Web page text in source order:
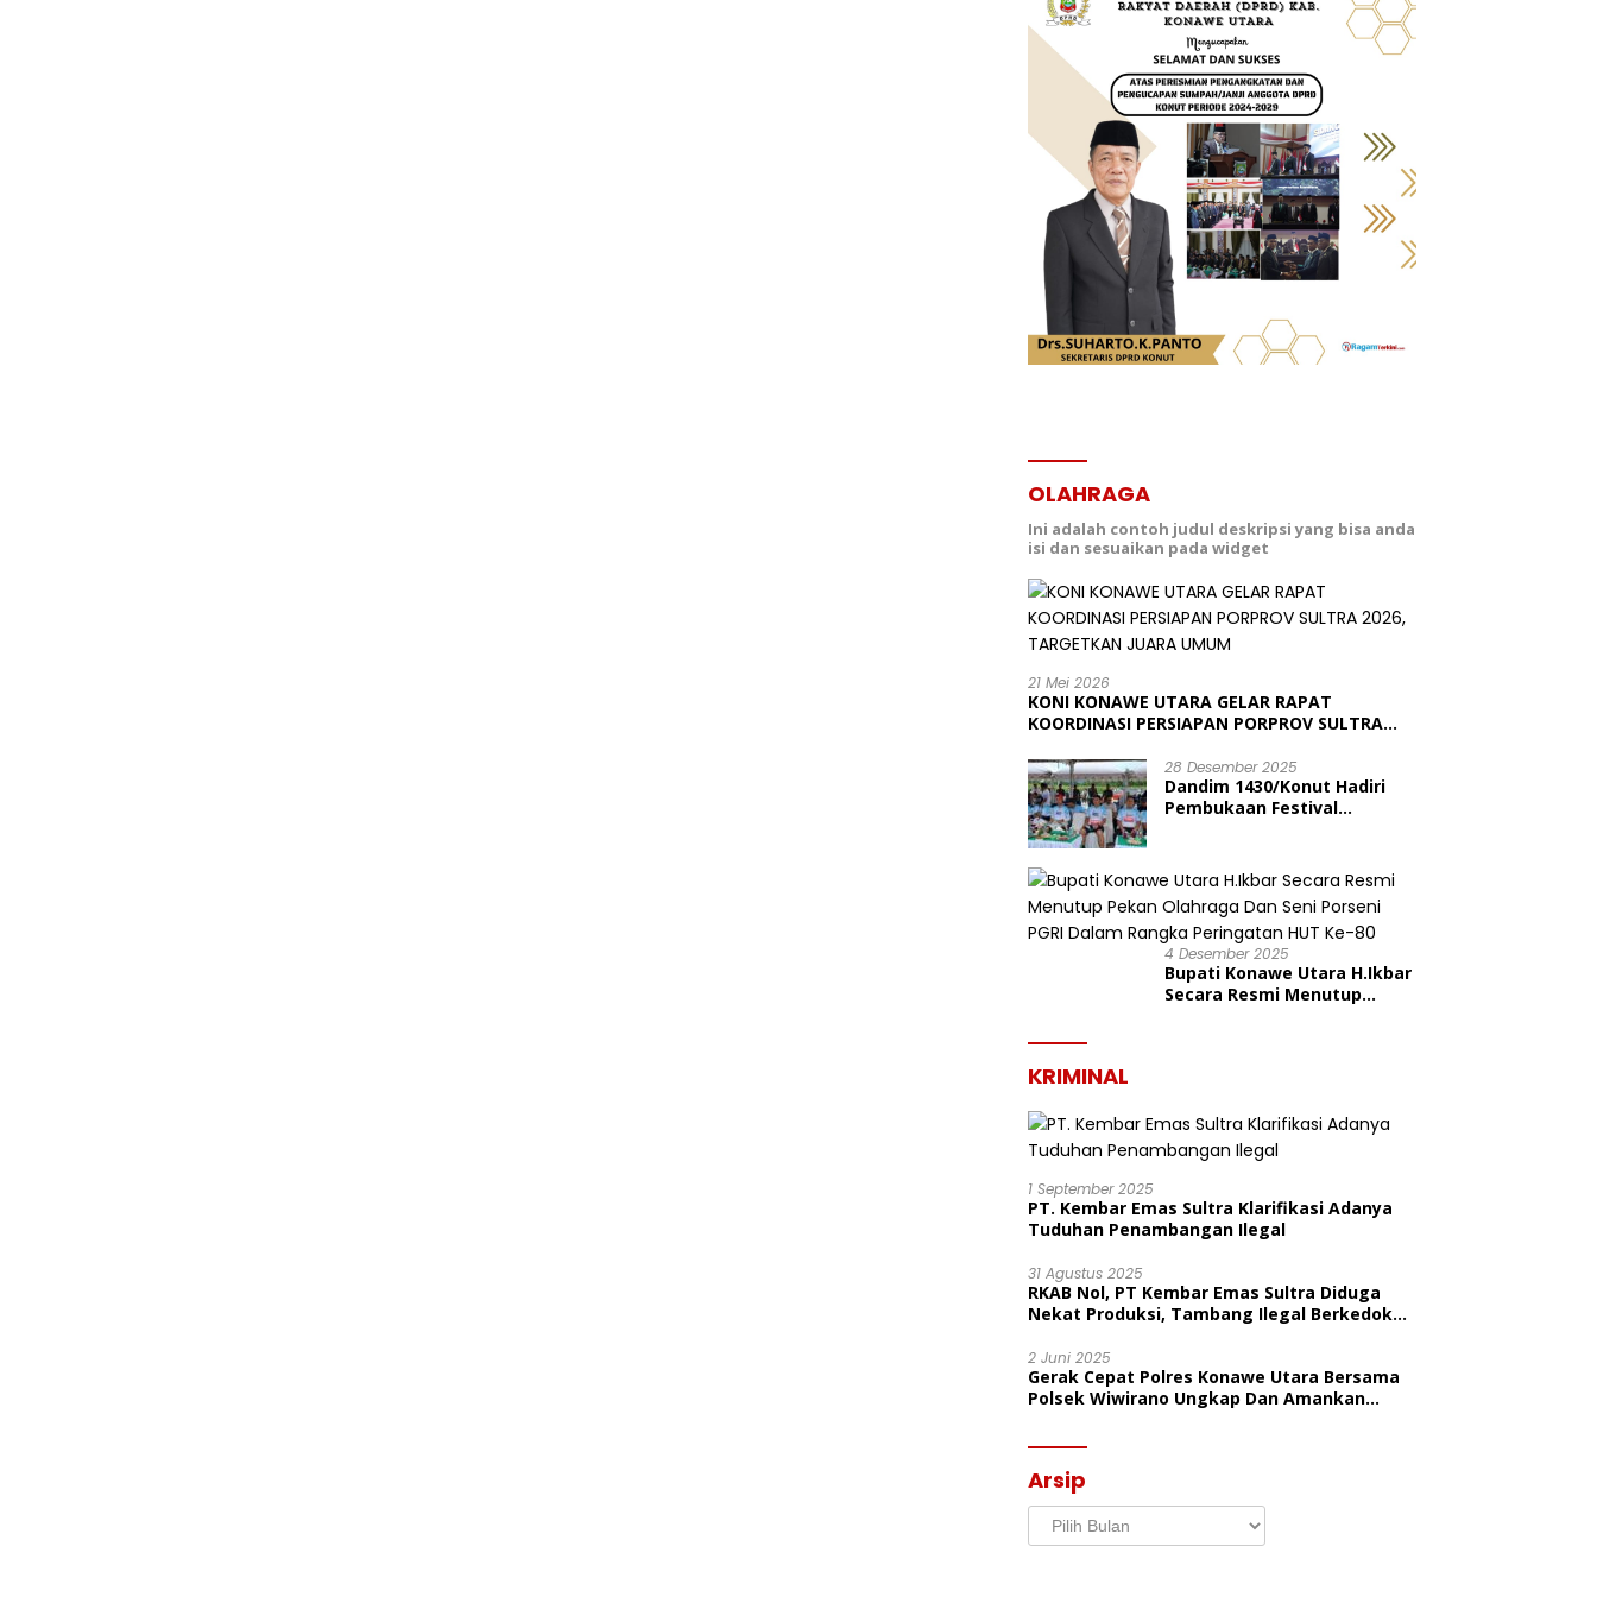
OLAHRAGA
Ini adalah contoh judul deskripsi yang bisa anda
isi dan sesuaikan pada widget
21 Mei 2026
KONI KONAWE UTARA GELAR RAPAT
KOORDINASI PERSIAPAN PORPROV SULTRA
28 Desember 2025
Dandim 1430/Konut Hadiri
Pembukaan Festival
Kabupaten Konawe Utara
4 Desember 2025
Bupati Konawe Utara H.Ikbar
Secara Resmi Menutup
KRIMINAL
1 September 2025
PT. Kembar Emas Sultra Klarifikasi Adanya
Tuduhan Penambangan Ilegal
31 Agustus 2025
RKAB Nol, PT Kembar Emas Sultra Diduga
Nekat Produksi, Tambang Ilegal Berkedok
2 Juni 2025
Gerak Cepat Polres Konawe Utara Bersama
Polsek Wiwirano Ungkap Dan Amankan
Morombo Pantai
Arsip
Arsip